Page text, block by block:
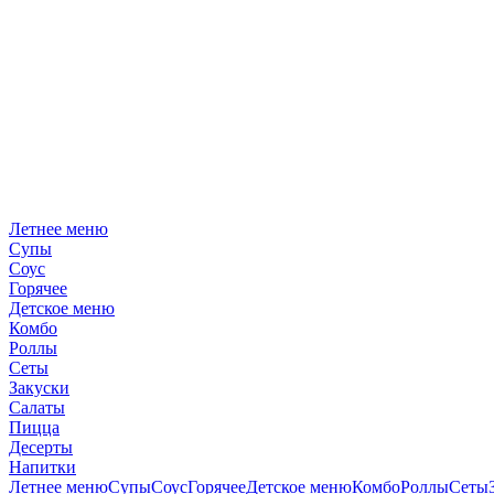
Летнее меню
Супы
Соус
Горячее
Детское меню
Комбо
Роллы
Сеты
Закуски
Салаты
Пицца
Десерты
Напитки
Летнее менюСупыСоусГорячееДетское менюКомбоРоллыСеты